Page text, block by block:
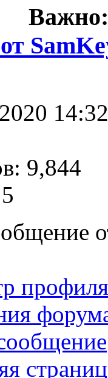
14:32
9,844
профиля